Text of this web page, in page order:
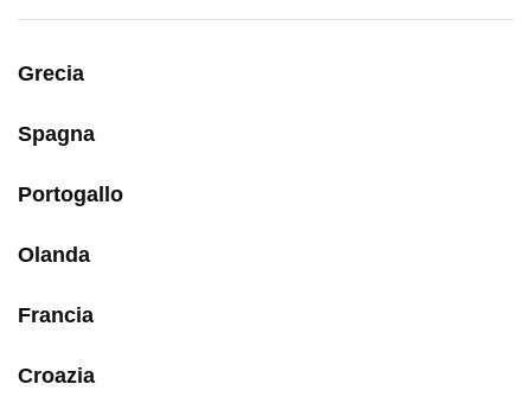
Grecia
Spagna
Portogallo
Olanda
Francia
Croazia